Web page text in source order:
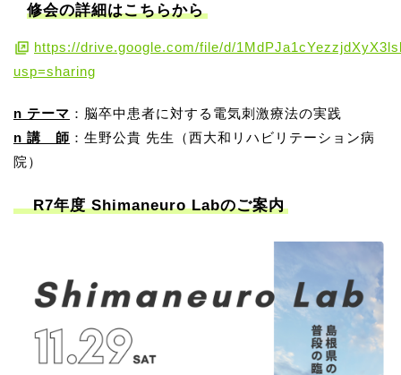
修会の詳細はこちらから
https://drive.google.com/file/d/
usp=sharing
n テーマ ：脳卒中患者に対する電気刺激療法の実践
n 講 師 ：生野公貴 先生（西大和リハビリテーション病
院）
R7年度 Shimaneuro Labのご案内